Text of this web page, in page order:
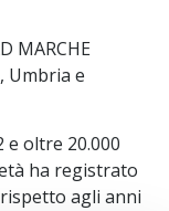
MARCHE
Umbria e
e oltre 20.000
ha registrato
agli anni